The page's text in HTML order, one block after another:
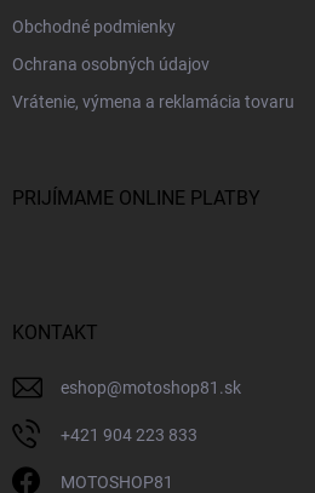
Obchodné podmienky
Ochrana osobných údajov
Vrátenie, výmena a reklamácia tovaru
PRIJÍMAME ONLINE PLATBY
KONTAKT
eshop@motoshop81.sk
+421 904 223 833
MOTOSHOP81